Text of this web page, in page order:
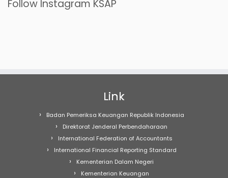
Follow Instagram KSAP
Link
Badan Pemeriksa Keuangan Republik Indonesia
Direktorat Jenderal Perbendaharaan
International Federation of Accountants
International Financial Reporting Standard
Kementerian Dalam Negeri
Kementerian Keuangan